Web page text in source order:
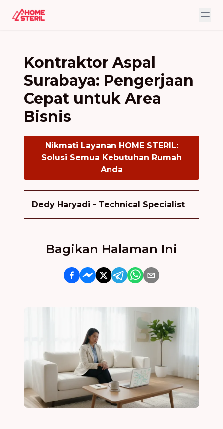
Kontraktor Aspal
Surabaya: Pengerjaan
Cepat untuk Area
Bisnis
Nikmati Layanan HOME STERIL:
Solusi Semua Kebutuhan Rumah
Anda
Dedy Haryadi - Technical Specialist
Bagikan Halaman Ini